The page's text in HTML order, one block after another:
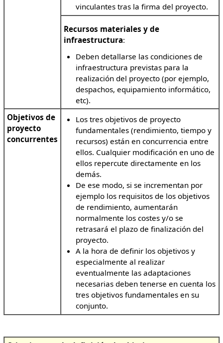
vinculantes tras la firma del proyecto.
Recursos materiales y de
infraestructura:
Deben detallarse las condiciones de
infraestructura previstas para la
realización del proyecto (por ejemplo,
despachos, equipamiento informático,
etc).
Objetivos de
proyecto
concurrentes
Los tres objetivos de proyecto
fundamentales (rendimiento, tiempo y
recursos) están en concurrencia entre
ellos. Cualquier modificación en uno de
ellos repercute directamente en los
demás.
De ese modo, si se incrementan por
ejemplo los requisitos de los objetivos
de rendimiento, aumentarán
normalmente los costes y/o se
retrasará el plazo de finalización del
proyecto.
A la hora de definir los objetivos y
especialmente al realizar
eventualmente las adaptaciones
necesarias deben tenerse en cuenta los
tres objetivos fundamentales en su
conjunto.